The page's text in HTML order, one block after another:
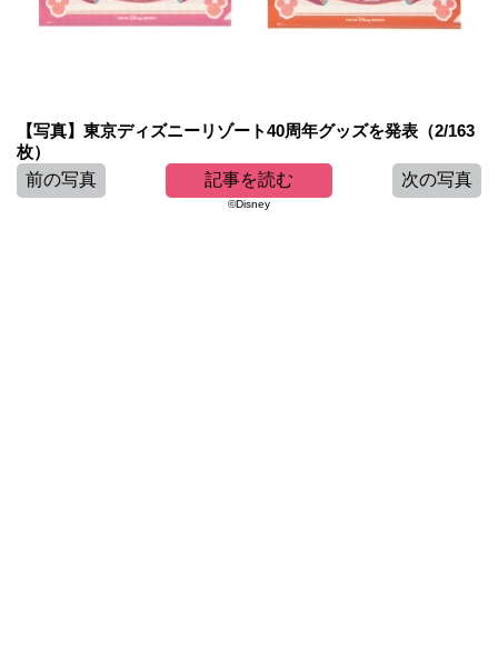
【写真】東京ディズニーリゾート40周年グッズを発表（2/163
枚）
前の写真
記事を読む 次の写真
©Disney